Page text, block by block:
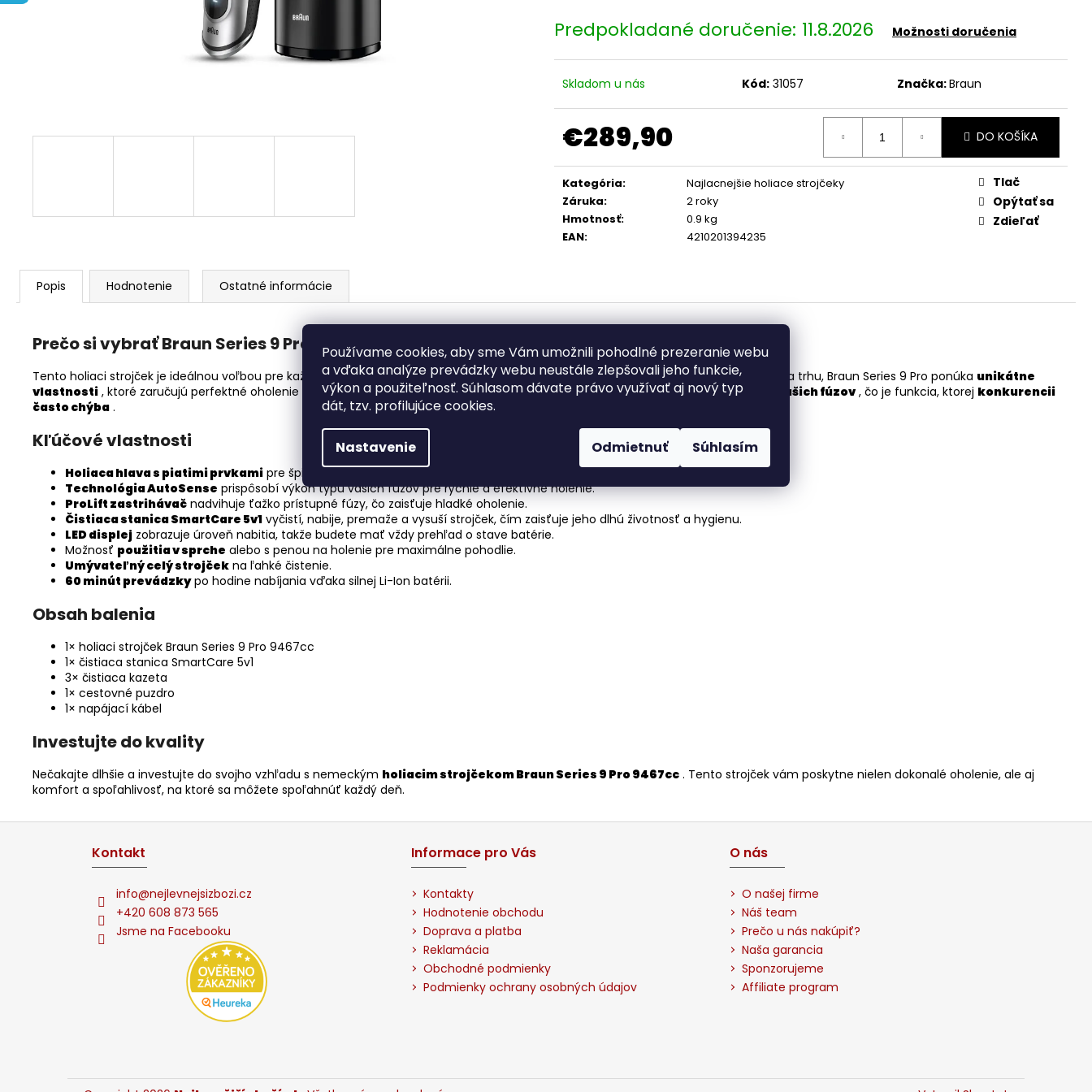
Používame cookies, aby sme Vám umožnili pohodlné prezeranie webu
a vďaka analýze prevádzky webu neustále zlepšovali jeho funkcie,
výkon a použiteľnosť. Súhlasom dávate právo využívať aj nový typ
dát, tzv. profilujúce cookies.
Nastavenie Odmietnuť Súhlasím
11.8.2026 Možnosti doručenia
Skladom u nás Kód: 31057 Značka:Braun
€289,90
cena:
DO KOŠÍKA
Kategória:
Najlacnejšie holiace strojčeky
Záruka:
2 roky
Hmotnosť:
0.9 kg
EAN: 4210201394235
Tlač
Opýtať sa
Zdieľať
Popis Hodnotenie Ostatné informácie
Prečo si vybrať Braun Series 9 Pro 9467cc?
Tento holiaci strojček je ideálnou voľbou pre každého, kto hľadákombináciu luxusu a funkčnosti. Na rozdiel od iných produktov na trhu, Braun Series 9 Pro ponúka unikátne
vlastnosti , ktoré zaručujú perfektné oholenie bez kompromisov. Vďaka technológiiAutoSensesa strojčekprispôsobí hustote vašich fúzov, čo je funkcia, ktorej konkurencii
často chýba .
Kľúčové vlastnosti
Holiaca hlava s piatimi prvkami pre špičkové oholenie zachytí aj fúzy dlhé iba 0,05 mm.
Technológia AutoSense prispôsobí výkon typu vašich fúzov pre rýchle a efektívne holenie.
ProLift zastrihávač nadvihuje ťažko prístupné fúzy, čo zaisťuje hladké oholenie.
Čistiaca stanica SmartCare 5v1 vyčistí, nabije, premaže a vysuší strojček, čím zaisťuje jeho dlhú životnosť a hygienu.
LED displej zobrazuje úroveň nabitia, takže budete mať vždy prehľad o stave batérie.
Možnosť použitia v sprche alebo s penou na holenie pre maximálne pohodlie.
Umývateľný celý strojček na ľahké čistenie.
60 minút prevádzkypo hodine nabíjania vďaka silnej Li-Ion batérii.
Obsah balenia
1× holiaci strojček Braun Series 9 Pro 9467cc
1× čistiaca stanica SmartCare 5v1
3× čistiaca kazeta
1× cestovné puzdro
1× napájací kábel
Investujte do kvality
Nečakajte dlhšie a investujte do svojho vzhľadu s nemeckým holiacim strojčekom Braun Series 9 Pro 9467cc . Tento strojček vám poskytne nielen dokonalé oholenie, ale aj
komfort a spoľahlivosť, na ktoré sa môžete spoľahnúť každý deň.
DOLU 2678 DETSKÝ ZÁHRADNÝ
SET STÔL A 2 STOLIČKY BIELE
€18,90
HRNČEKOM NA CESTY 15240
BARISTA
Z
Kontakt
info@nejlevnejsizbozi.cz
+420 608 873 565
Jsme na Facebooku
Informace pro Vás
Kontakty
Hodnotenie obchodu
Doprava a platba
Reklamácia
Obchodné podmienky
Podmienky ochrany osobných údajov
O nás
O našej firme
Náš team
Prečo u nás nakúpiť?
Naša garancia
Sponzorujeme
Affiliate program